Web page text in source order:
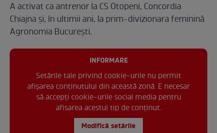
A activat ca antrenor la CS Otopeni, Concordia
Chiajna și, în ultimii ani, la prim-divizionara feminină
Agronomia București.
INFORMARE
Setările tale privind cookie-urile nu permit
afișarea conținutului din această zonă. E necesar
să accepți cookie-urile social media pentru
afisarea acestui tip de conținut.
Modifică setările